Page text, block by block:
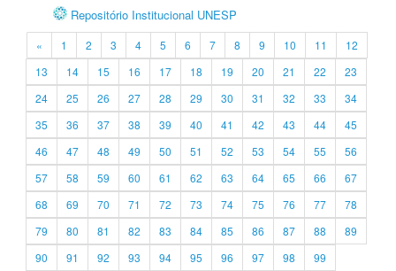
Repositório Institucional UNESP
« 1 2 3 4 5 6 7 8 9 10 11
12
13
14 15 16 17 18 19 20 21 22
23
24
25 26 27 28 29 30 31 32 33
34
35
36 37 38 39 40 41 42 43 44
45
46
47 48 49 50 51 52 53 54 55
56
57
58 59 60 61 62 63 64 65 66
67
68
69 70 71 72 73 74 75 76 77
78
79
80 81 82 83 84 85 86 87 88
89
90
91 92 93 94 95 96 97 98
99